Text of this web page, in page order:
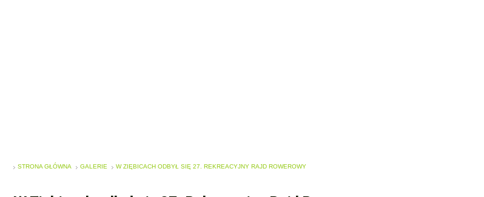
STRONA GŁÓWNA GALERIE W ZIĘBICACH ODBYŁ SIĘ 27. REKREACYJNY RAJD ROWEROWY